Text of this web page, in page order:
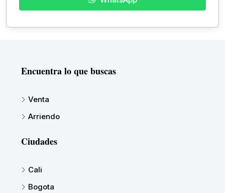
Encuentra lo que buscas
Venta
Arriendo
Ciudades
Cali
Bogota